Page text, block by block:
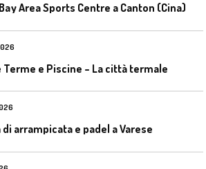
Area Sports Centre a Canton (Cina)
Terme e Piscine – La città termale
arrampicata e padel a Varese